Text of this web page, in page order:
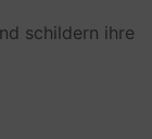
schildern ihre
Webseite zu
B. gesetzt,